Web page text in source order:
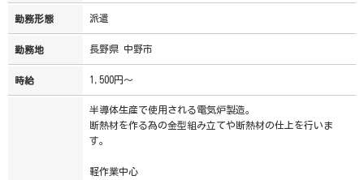
勤務形態 派遣
勤務地 長野県 中野市
時給 1,500円～
半導体生産で使用される電気炉製造。
断熱材を作る為の金型組み立てや断熱材の仕上を行いま
す。
軽作業中心